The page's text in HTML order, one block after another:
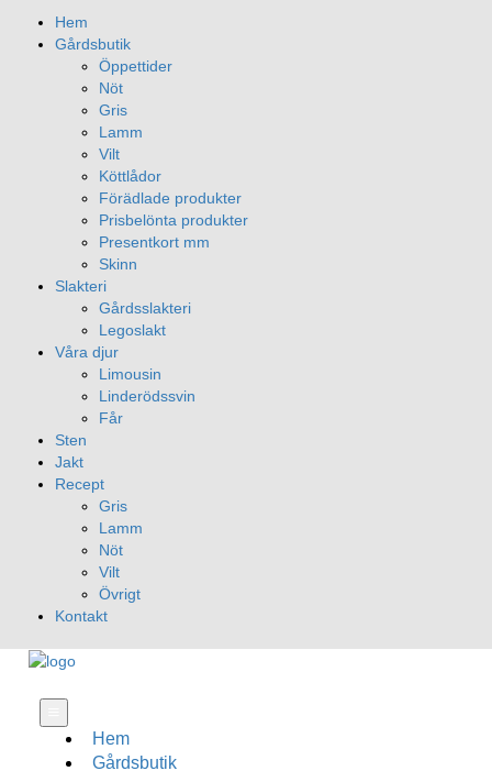
Hem
Gårdsbutik
Öppettider
Nöt
Gris
Lamm
Vilt
Köttlådor
Förädlade produkter
Prisbelönta produkter
Presentkort mm
Skinn
Slakteri
Gårdsslakteri
Legoslakt
Våra djur
Limousin
Linderödssvin
Får
Sten
Jakt
Recept
Gris
Lamm
Nöt
Vilt
Övrigt
Kontakt
Hem
Gårdsbutik